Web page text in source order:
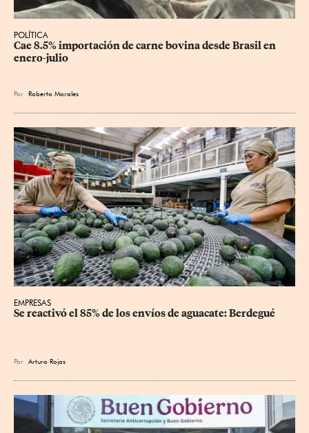
POLÍTICA
Cae 8.5% importación de carne bovina desde Brasil en
enero-julio
Por Roberto Morales
EMPRESAS
Se reactivó el 85% de los envíos de aguacate: Berdegué
Por Arturo Rojas